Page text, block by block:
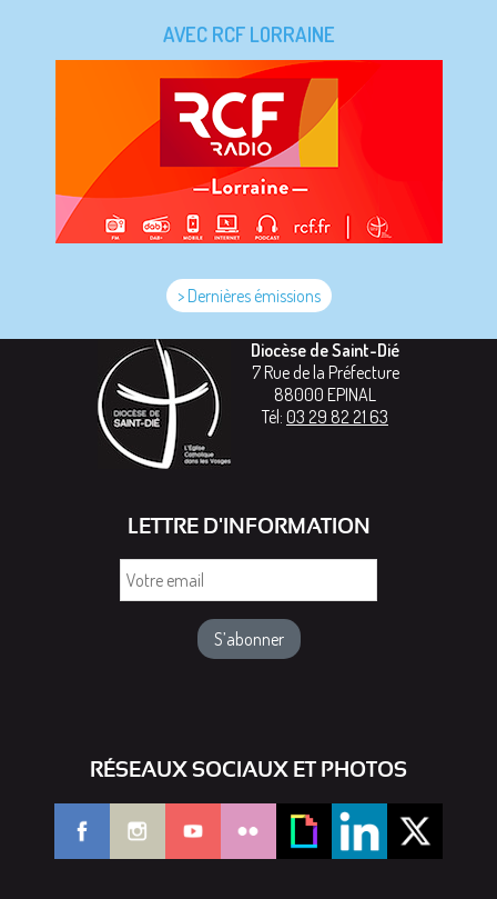
AVEC RCF LORRAINE
> Dernières émissions
Diocèse de Saint-Dié
7 Rue de la Préfecture
88000 EPINAL
Tél: 03 29 82 21 63
LETTRE D'INFORMATION
RÉSEAUX SOCIAUX ET PHOTOS